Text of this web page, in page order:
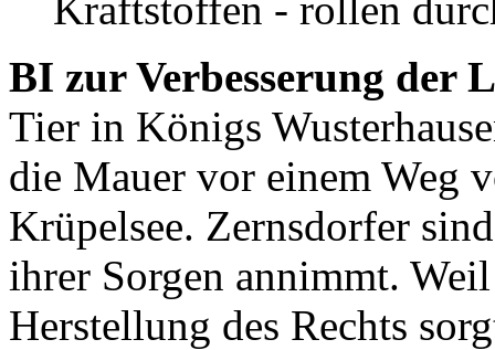
BI zur Verbesserung der
Tier in Königs
die Mauer vor einem Weg
Krüpelsee. Zernsdorfer
ihrer Sorgen annimmt.
Herstellung des Rechts